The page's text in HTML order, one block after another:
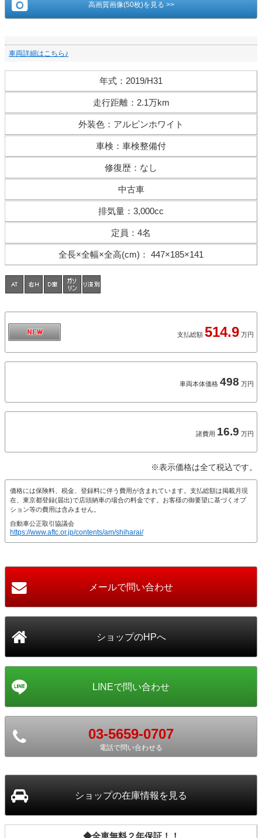
高画質画像(50枚)を見る >>
車両詳細はこちら♪
年式 ： 2019/H31
走行距離： 2.1万km
外装色 ： アルピンホワイト
車検 ： 車検整備付
修復歴 ： なし
中古車
排気量 ： 3,000cc
定員 ： 4名
全長×全幅×全高(cm) ： 447×185×141
支払総額 514.9 万円
車両本体価格 498 万円
諸費用 16.9 万円
※表示価格は全て税込です。
価格には保険料、税金、登録料に伴う費用が含まれています。支払総額は掲載月現
在、東京都登録(届出)で店頭納車の場合の料金です。お客様の御要望に基づくオプ
ション等の費用は含みません。
自動車公正取引協議会
https://www.aftc.or.jp/contents/am/shiharai/
03-5659-0707
電話で問い合わせる
ショップの在庫情報を見る